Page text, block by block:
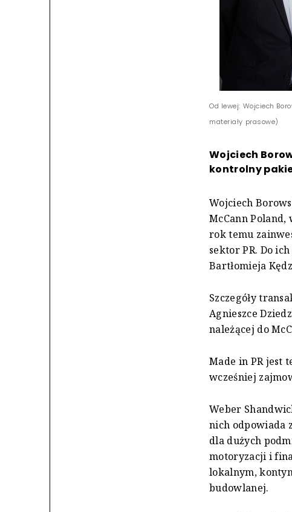
Od lewej: Wojciech
materiały prasowe)
Wojciech
kontrolny
Wojciech
McCann
rok temu
sektor PR. Do
Bartłomieja
Szczegóły
Agnieszce
należącej do
Made in PR jest
wcześniej
Weber
nich odpowiada
dla dużych
motoryzacji i
lokalnym,
budowlanej.